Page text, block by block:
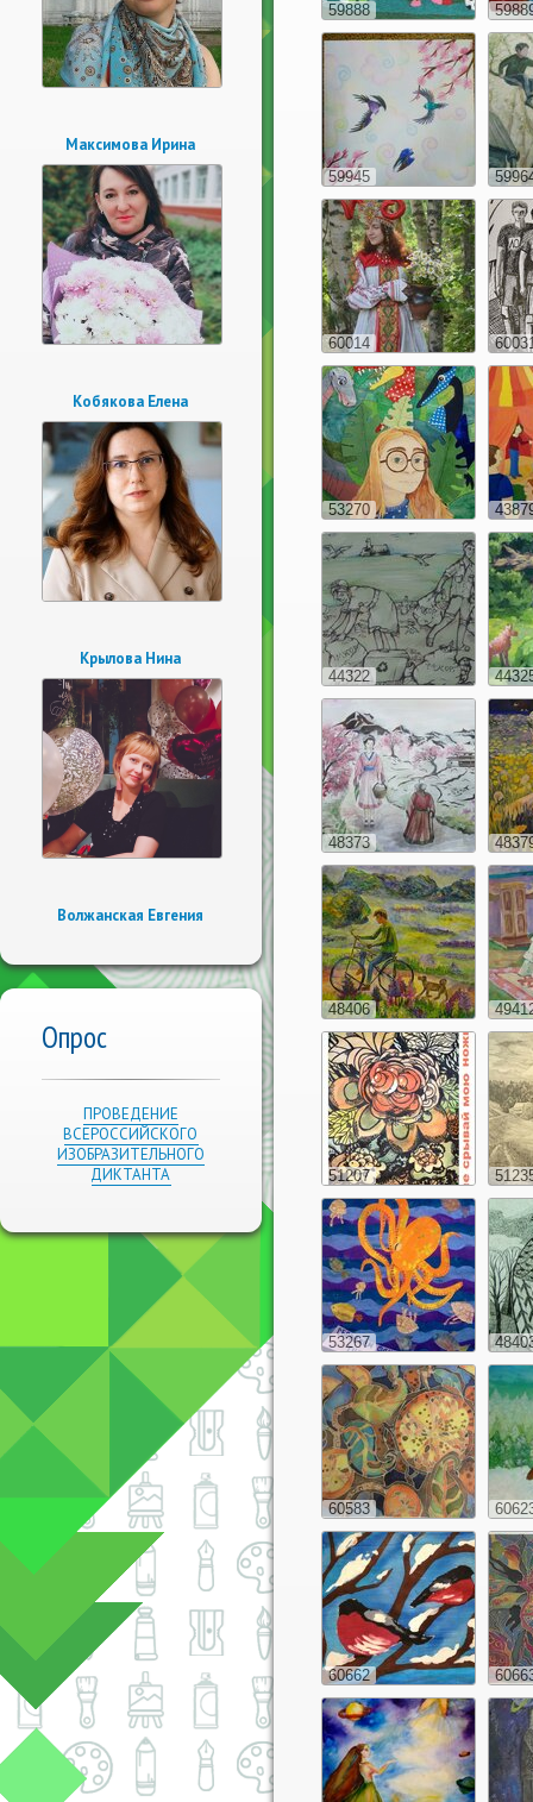
Максимова Ирина
Кобякова Елена
Крылова Нина
Волжанская Евгения
Опрос
ПРОВЕДЕНИЕ
ВСЕРОССИЙСКОГО
ИЗОБРАЗИТЕЛЬНОГО
ДИКТАНТА
59888
59945
60014
53270
44322
48373
48406
51207
53267
60583
60662